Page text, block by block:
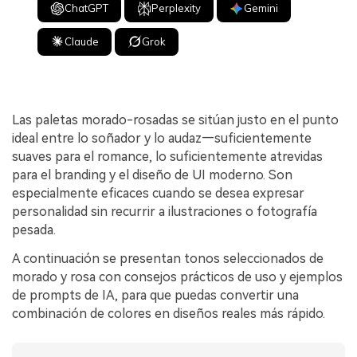
ChatGPT Perplexity Gemini
Claude Grok
Las paletas morado-rosadas se sitúan justo en el punto
ideal entre lo soñador y lo audaz—suficientemente
suaves para el romance, lo suficientemente atrevidas
para el branding y el diseño de UI moderno. Son
especialmente eficaces cuando se desea expresar
personalidad sin recurrir a ilustraciones o fotografía
pesada.
A continuación se presentan tonos seleccionados de
morado y rosa con consejos prácticos de uso y ejemplos
de prompts de IA, para que puedas convertir una
combinación de colores en diseños reales más rápido.